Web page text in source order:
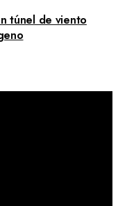
túnel de viento